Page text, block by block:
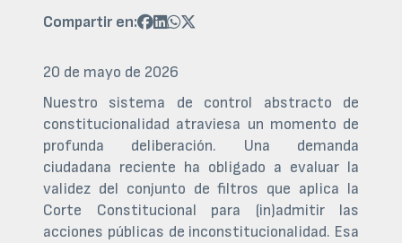
Compartir en:
20 de mayo de 2026
Nuestro sistema de control abstracto de
constitucionalidad atraviesa un momento de
profunda deliberación. Una demanda
ciudadana reciente ha obligado a evaluar la
validez del conjunto de filtros que aplica la
Corte Constitucional para (in)admitir las
acciones públicas de inconstitucionalidad. Esa